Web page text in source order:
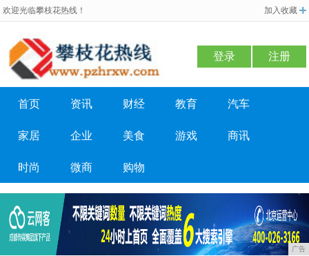
欢迎光临攀枝花热线！ 加入收藏
登录 注册
首页 资讯 财经 教育 汽车
家居 企业 美食 游戏 商讯
时尚 微商 购物
广告